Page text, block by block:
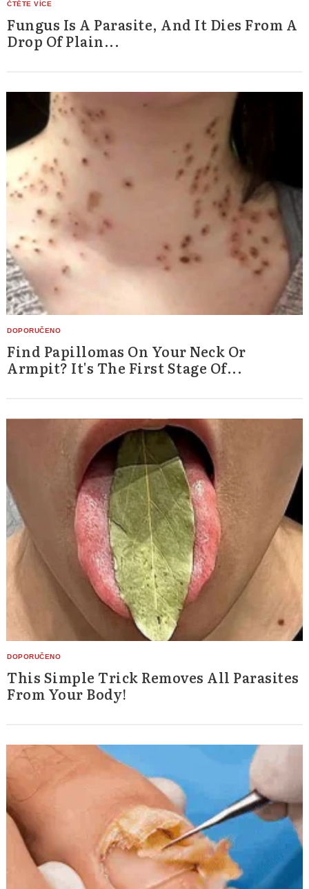
Fungus Is A Parasite, And It Dies From A
Drop Of Plain...
Find Papillomas On Your Neck Or
Armpit? It's The First Stage Of...
This Simple Trick Removes All Parasites
From Your Body!